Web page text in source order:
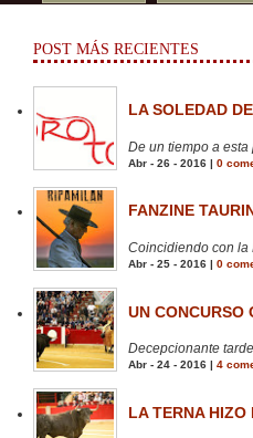
POST MÁS RECIENTES
LA SOLEDAD
De un tiempo a esta
Abr - 26 - 2016 | 0
FANZINE
Coincidiendo con la
Abr - 25 - 2016 | 0
UN CONCURSO
Decepcionante
Abr - 24 - 2016 | 4
LA TERNA HIZO